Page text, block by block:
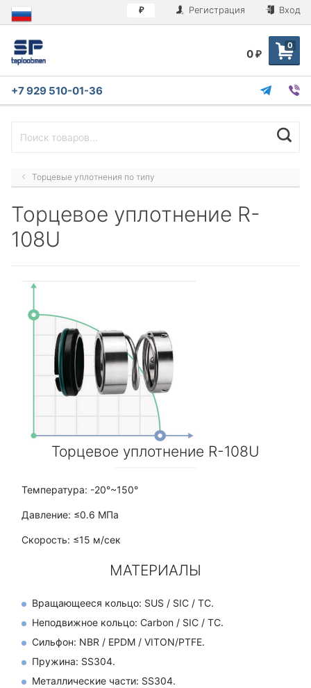
₽ Регистрация Вход
0
0 ₽
+7 929 510-01-36
Торцевые уплотнения по типу
Торцевое уплотнение R-
108U
Торцевое уплотнение R-108U
Температура: -20°~150°
Давление: ≤0.6 МПа
Скорость: ≤15 м/сек
МАТЕРИАЛЫ
Вращающееся кольцо: SUS / SIC / TC.
Неподвижное кольцо: Carbon / SIC / TC.
Сильфон: NBR / EPDM / VITON/PTFE.
Пружина: SS304.
Металлические части: SS304.